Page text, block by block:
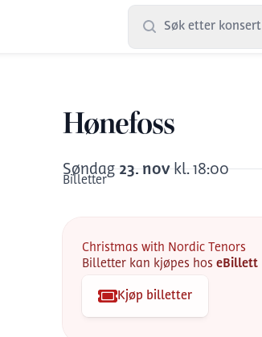
Søk etter konsert
Hønefoss
Søndag 23.nov kl.18:00
Billetter
Christmas with Nordic Tenors
Billetter kan kjøpes hos eBillett
Kjøp billetter